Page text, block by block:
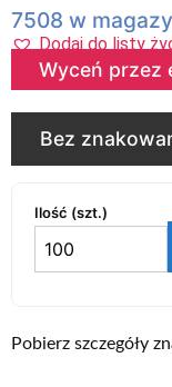
7508 w
Dodaj do listy
Wyceń przez
Bez
Ilość (szt.)
Pobierz szczegóły